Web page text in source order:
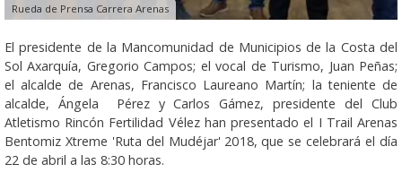
Rueda de Prensa Carrera Arenas
El presidente de la Mancomunidad de Municipios de la Costa del
Sol Axarquía, Gregorio Campos; el vocal de Turismo, Juan Peñas;
el alcalde de Arenas, Francisco Laureano Martín; la teniente de
alcalde, Ángela Pérez y Carlos Gámez, presidente del Club
Atletismo Rincón Fertilidad Vélez han presentado el I Trail Arenas
Bentomiz Xtreme 'Ruta del Mudéjar' 2018, que se celebrará el día
22 de abril a las 8:30 horas.